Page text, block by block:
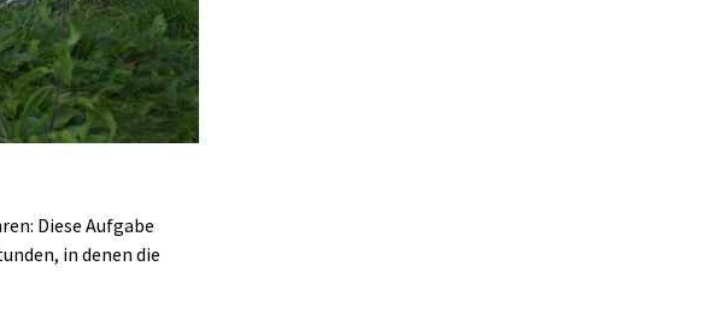
Diese Aufgabe
in denen die